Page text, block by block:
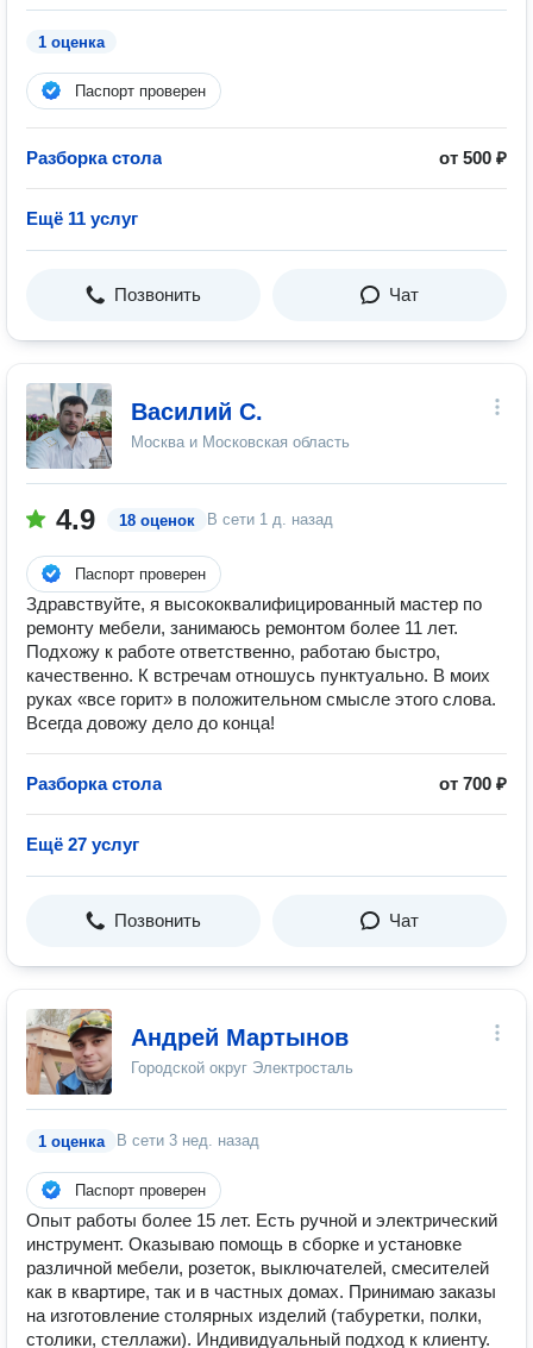
1 оценка
Паспорт проверен
Разборка стола от 500 ₽
Ещё 11 услуг
Позвонить Чат
Василий С.
Москва и Московская область
4.9 18 оценок В сети 1 д. назад
Паспорт проверен
Здравствуйте, я высококвалифицированный мастер по
ремонту мебели, занимаюсь ремонтом более 11 лет.
Подхожу к работе ответственно, работаю быстро,
качественно. К встречам отношусь пунктуально. В моих
руках «все горит» в положительном смысле этого слова.
Всегда довожу дело до конца!
Разборка стола от 700 ₽
Ещё 27 услуг
Позвонить Чат
Андрей Мартынов
Городской округ Электросталь
1 оценка В сети 3 нед. назад
Паспорт проверен
Опыт работы более 15 лет. Есть ручной и электрический
инструмент. Оказываю помощь в сборке и установке
различной мебели, розеток, выключателей, смесителей
как в квартире, так и в частных домах. Принимаю заказы
на изготовление столярных изделий (табуретки, полки,
столики, стеллажи). Индивидуальный подход к клиенту.